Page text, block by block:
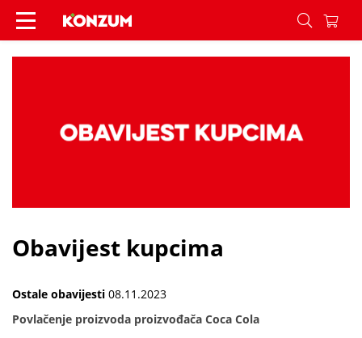
Obavijest kupcima - Vijesti - Konzum
Obavijest kupcima
Ostale obavijesti 08.11.2023
Povlačenje proizvoda proizvođača Coca Cola